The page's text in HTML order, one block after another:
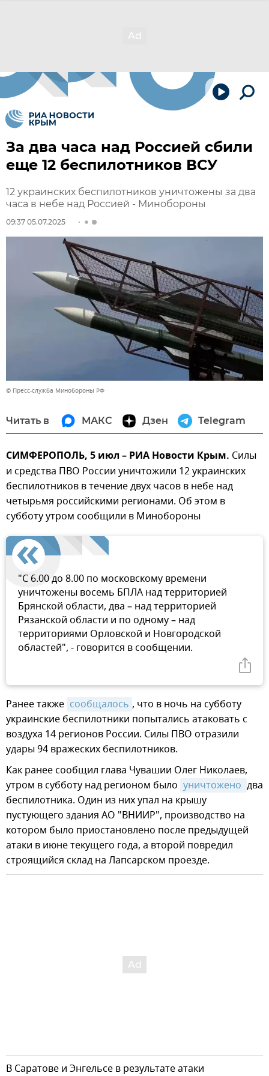
За два часа над Россией сбили
еще 12 беспилотников ВСУ
12 украинских беспилотников уничтожены за два
часа в небе над Россией - Минобороны
09:37 05.07.2025
© Пресс-служба Минобороны РФ
Читать в МАКС Дзен Telegram
СИМФЕРОПОЛЬ, 5 июл – РИА Новости Крым. Силы
и средства ПВО России уничтожили 12 украинских
беспилотников в течение двух часов в небе над
четырьмя российскими регионами. Об этом в
субботу утром сообщили в Минобороны
"С 6.00 до 8.00 по московскому времени
уничтожены восемь БПЛА над территорией
Брянской области, два – над территорией
Рязанской области и по одному – над
территориями Орловской и Новгородской
областей", - говорится в сообщении.
Ранее также сообщалось , что в ночь на субботу
украинские беспилотники попытались атаковать с
воздуха 14 регионов России. Силы ПВО отразили
удары 94 вражеских беспилотников.
Как ранее сообщил глава Чувашии Олег Николаев,
утром в субботу над регионом было уничтожено два
беспилотника. Один из них упал на крышу
пустующего здания АО "ВНИИР", производство на
котором было приостановлено после предыдущей
атаки в июне текущего года, а второй повредил
строящийся склад на Лапсарском проезде.
В Саратове и Энгельсе в результате атаки